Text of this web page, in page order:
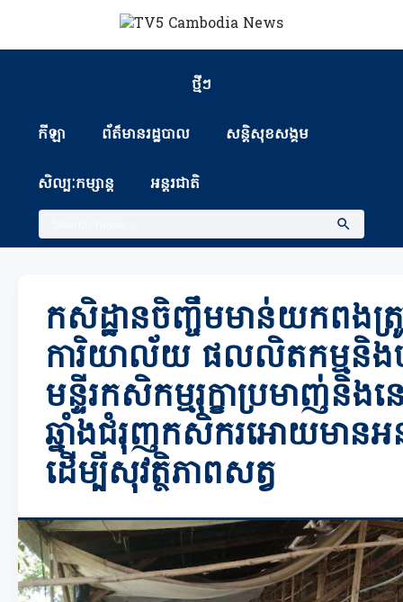
ថ្មីៗ
កីឡា ព័ត៏មានរដ្ឋបាល សន្តិសុខសង្គម
សិល្បៈកម្សាន្ត អន្តរជាតិ
កសិដ្ឋានចិញ្ចឹមមាន់យកពងត្រូ
ការិយាល័យ ផលលិតកម្មនិង
មន្ទីរកសិកម្មរុក្ខាប្រមាញ់និង
ឆ្នាំងជំរុញកសិករអោយមានអ
ដើម្បីសុវត្ថិភាពសត្វ